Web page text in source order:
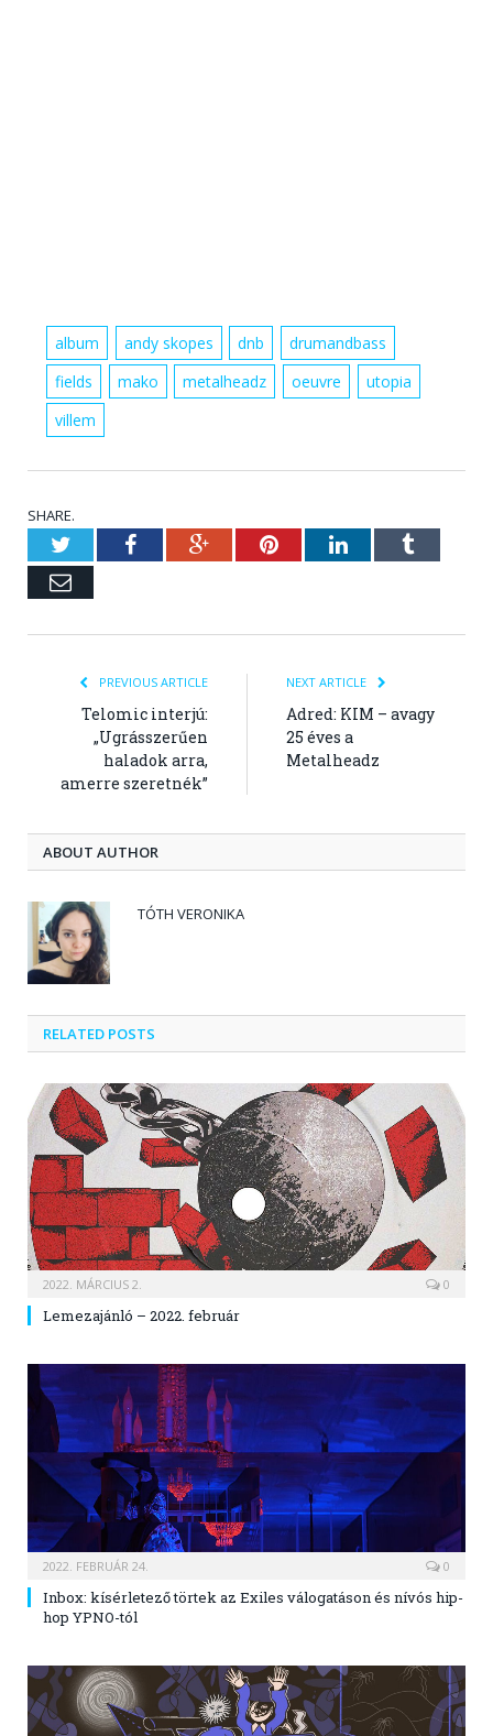
album andy skopes dnb
drumandbass
fields
mako metalheadz oeuvre
utopia
villem
SHARE.
TwitterFacebookGoogle+PinterestLinkedInTumblr
Email
PREVIOUS ARTICLE
Telomic interjú:
„Ugrásszerűen
haladok arra,
amerre szeretnék”
NEXT ARTICLE
Adred: KIM – avagy
25 éves a
Metalheadz
ABOUT AUTHOR
TÓTH VERONIKA
RELATED POSTS
2022. MÁRCIUS 2. 0
Lemezajánló – 2022. február
2022. FEBRUÁR 24. 0
Inbox: kísérletező törtek az Exiles válogatáson és nívós hip-
hop YPNO-tól